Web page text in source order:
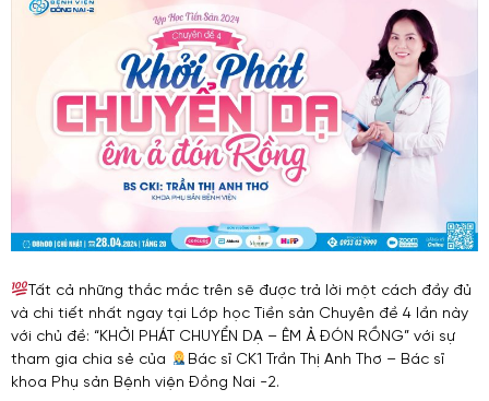
Tất cả những thắc mắc trên sẽ được trả lời một cách đầy đủ
và chi tiết nhất ngay tại Lớp học Tiền sản Chuyên đề 4 lần này
với chủ đề: “KHỞI PHÁT CHUYỂN DẠ – ÊM Ả ĐÓN RỒNG” với sự
tham gia chia sẻ của
Bác sĩ CK1 Trần Thị Anh Thơ – Bác sĩ
khoa Phụ sản Bệnh viện Đồng Nai -2.